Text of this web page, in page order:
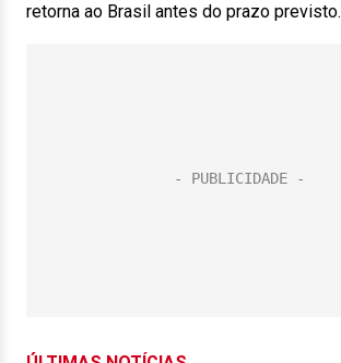
retorna ao Brasil antes do prazo previsto.